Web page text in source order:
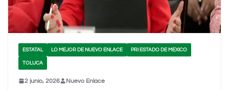
ESTATAL LO MEJOR DE NUEVO ENLACE PRI ESTADO DE MEXICO
TOLUCA
2 junio, 2026 Nuevo Enlace